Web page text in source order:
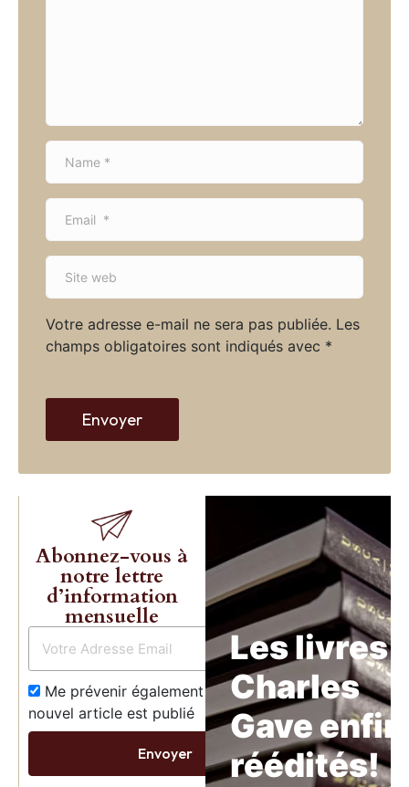
Votre adresse e-mail ne sera pas publiée. Les
champs obligatoires sont indiqués avec *
N
m
*
E
a
l
*
S
e
w
b
Envoyer
Abonnez-vous à
notre lettre
d’information
mensuelle
Me prévenir également dès qu’un
nouvel article est publié
Envoyer
Les livres
Charles
Gave enfin
réédités!